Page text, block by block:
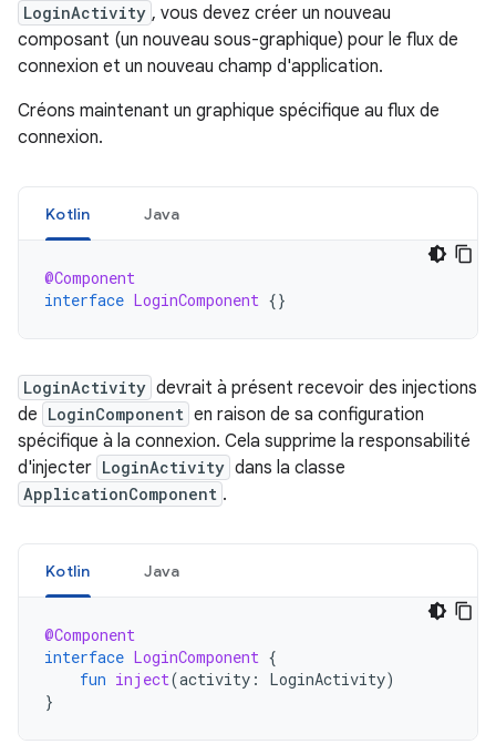
LoginActivity , vous devez créer un nouveau
composant (un nouveau sous-graphique) pour le flux de
connexion et un nouveau champ d'application.
Créons maintenant un graphique spécifique au flux de
connexion.
Kotlin Java
@Component
interface LoginComponent {}
LoginActivity devrait à présent recevoir des injections
de LoginComponent en raison de sa configuration
spécifique à la connexion. Cela supprime la responsabilité
d'injecter LoginActivity dans la classe
ApplicationComponent .
Kotlin Java
@Component
interface LoginComponent {
fun inject(activity : LoginActivity)
}